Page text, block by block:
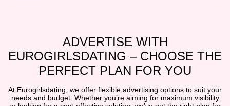
ADVERTISE WITH
EUROGIRLSDATING – CHOOSE THE
PERFECT PLAN FOR YOU
At Eurogirlsdating, we offer flexible advertising options to suit your
needs and budget. Whether you’re aiming for maximum visibility